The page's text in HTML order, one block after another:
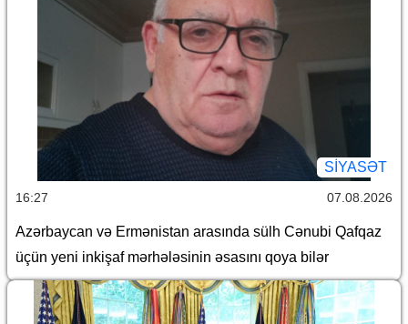
SİYASƏT
16:27 07.08.2026
Azərbaycan və Ermənistan arasında sülh Cənubi Qafqaz
üçün yeni inkişaf mərhələsinin əsasını qoya bilər